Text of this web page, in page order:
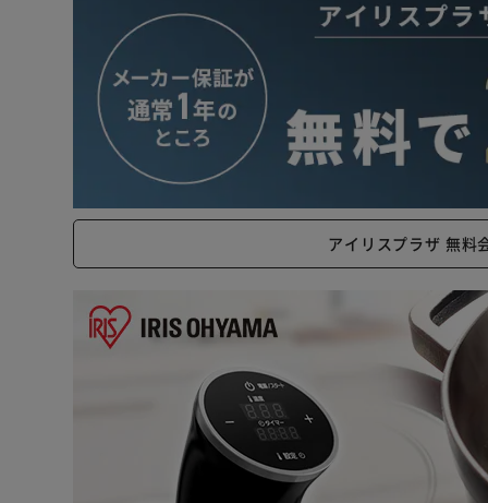
アイリスプラザ 無料